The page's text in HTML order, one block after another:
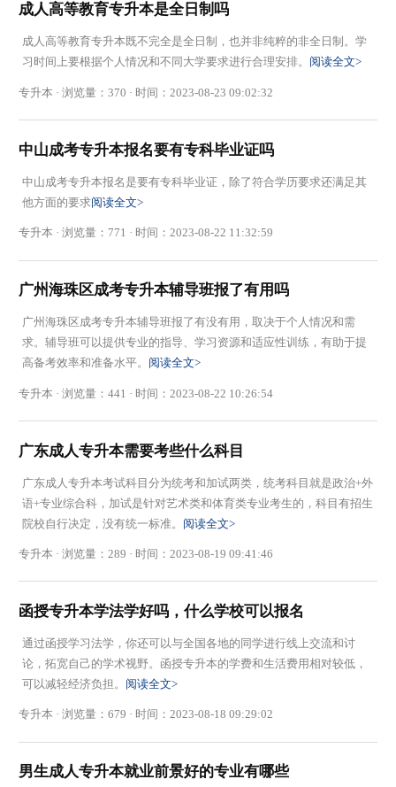
成人高等教育专升本是全日制吗
成人高等教育专升本既不完全是全日制，也并非纯粹的非全日制。学
习时间上要根据个人情况和不同大学要求进行合理安排。 阅读全文>
专升本 · 浏览量：370 · 时间：2023-08-23 09:02:32
中山成考专升本报名要有专科毕业证吗
中山成考专升本报名是要有专科毕业证，除了符合学历要求还满足其
他方面的要求阅读全文>
专升本 · 浏览量：771 · 时间：2023-08-22 11:32:59
广州海珠区成考专升本辅导班报了有用吗
广州海珠区成考专升本辅导班​报了有没有用，取决于个人情况和需
求。辅导班可以提供专业的指导、学习资源和适应性训练，有助于提
高备考效率和准备水平。 阅读全文>
专升本 · 浏览量：441 · 时间：2023-08-22 10:26:54
广东成人专升本需要考些什么科目
广东成人专升本考试科目分为统考和加试两类，统考科目就是政治+外
语+专业综合科，加试是针对艺术类和体育类专业考生的，科目有招生
院校自行决定，没有统一标准。 阅读全文>
专升本 · 浏览量：289 · 时间：2023-08-19 09:41:46
函授专升本学法学好吗，什么学校可以报名
通过函授学习法学，你还可以与全国各地的同学进行线上交流和讨
论，拓宽自己的学术视野。函授专升本的学费和生活费用相对较低，
可以减轻经济负担。 阅读全文>
专升本 · 浏览量：679 · 时间：2023-08-18 09:29:02
男生成人专升本就业前景好的专业有哪些